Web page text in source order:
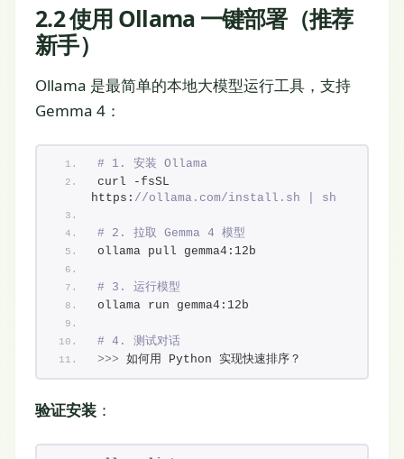
2.2 使用 Ollama 一键部署（推荐
新手）
Ollama 是最简单的本地大模型运行工具，支持
Gemma 4：
# 1. 安装 Ollama
curl -fsSL
https: //ollama.com/install.sh | sh
# 2. 拉取 Gemma 4 模型
ollama pull gemma4:12b
# 3. 运行模型
ollama run gemma4:12b
# 4. 测试对话
>>> 如何用 Python 实现快速排序？
验证安装 ：